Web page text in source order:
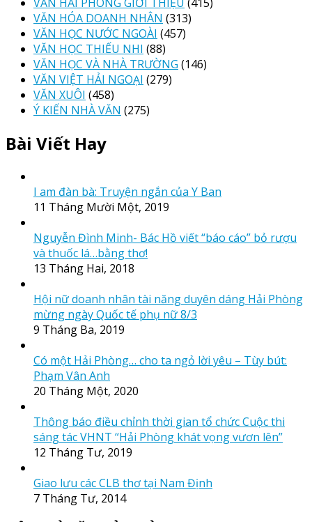
VĂN HÓA DOANH NHÂN (313)
VĂN HỌC NƯỚC NGOÀI (457)
VĂN HỌC THIẾU NHI (88)
VĂN HỌC VÀ NHÀ TRƯỜNG (146)
VĂN VIỆT HẢI NGOẠI (279)
VĂN XUÔI (458)
Ý KIẾN NHÀ VĂN (275)
Bài Viết Hay
I am đàn bà: Truyện ngắn của Y Ban
11 Tháng Mười Một, 2019
Nguyễn Đình Minh- Bác Hồ viết “báo cáo” bỏ rượu
và thuốc lá…bằng thơ!
13 Tháng Hai, 2018
Hội nữ doanh nhân tài năng duyên dáng Hải Phòng
mừng ngày Quốc tế phụ nữ 8/3
9 Tháng Ba, 2019
Có một Hải Phòng… cho ta ngỏ lời yêu – Tùy bút:
Phạm Vân Anh
20 Tháng Một, 2020
Thông báo điều chỉnh thời gian tổ chức Cuộc thi
sáng tác VHNT “Hải Phòng khát vọng vươn lên”
12 Tháng Tư, 2019
Giao lưu các CLB thơ tại Nam Định
7 Tháng Tư, 2014